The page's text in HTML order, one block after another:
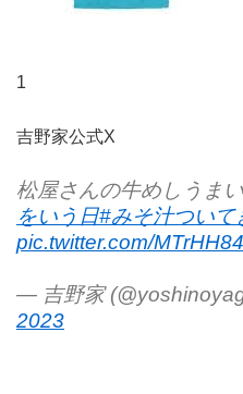
1
吉野家公式X
松屋さんの牛めしうま
をいう日#みそ汁ついて
pic.twitter.com/
— 吉野家
2023